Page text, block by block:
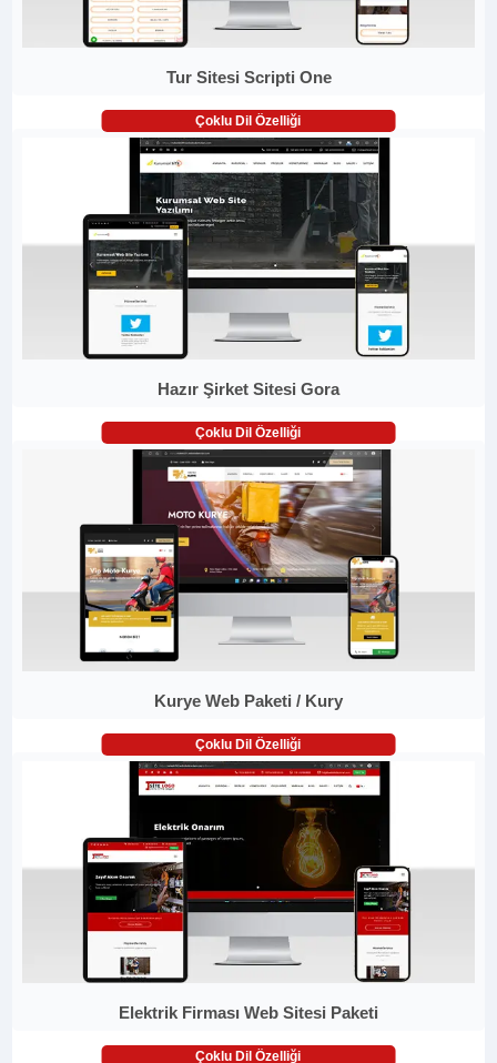
Tur Sitesi Scripti One
Çoklu Dil Özelliği
Hazır Şirket Sitesi Gora
Çoklu Dil Özelliği
Kurye Web Paketi / Kury
Çoklu Dil Özelliği
Elektrik Firması Web Sitesi Paketi
Çoklu Dil Özelliği